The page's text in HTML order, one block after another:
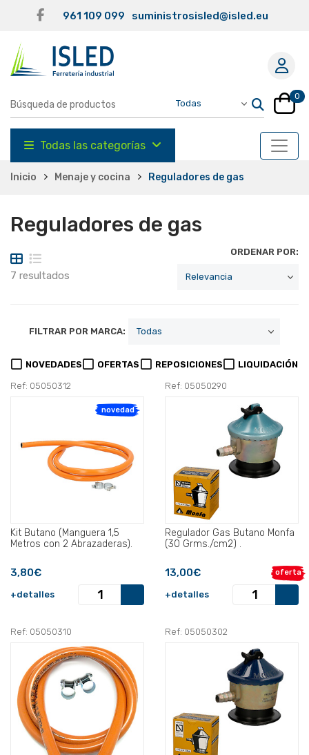
961 109 099 suministrosisled@isled.eu
0
Todas las categorías
Inicio Menaje y cocina Reguladores de gas
Reguladores de gas
7 resultados
ORDENAR POR:
FILTRAR POR MARCA:
NOVEDADES OFERTAS REPOSICIONES LIQUIDACIÓN
Ref: 05050312
novedad
Kit Butano (Manguera 1,5
Metros con 2 Abrazaderas).
3,80€
+detalles
Ref: 05050290
Regulador Gas Butano Monfa
(30 Grms./cm2) .
oferta
13,00€
+detalles
Ref: 05050310 Ref: 05050302